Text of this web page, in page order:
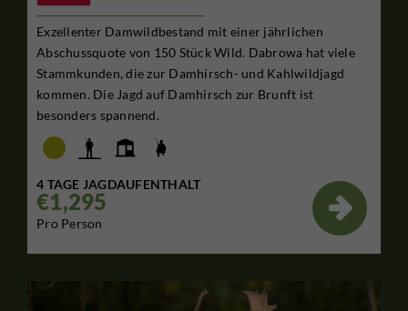
Exzellenter Damwildbestand mit einer jährlichen
Abschussquote von 150 Stück Wild. Dabrowa hat viele
Stammkunden, die zur Damhirsch- und Kahlwildjagd
kommen. Die Jagd auf Damhirsch zur Brunft ist
besonders spannend.
4 TAGE JAGDAUFENTHALT
€1,295
Pro Person
